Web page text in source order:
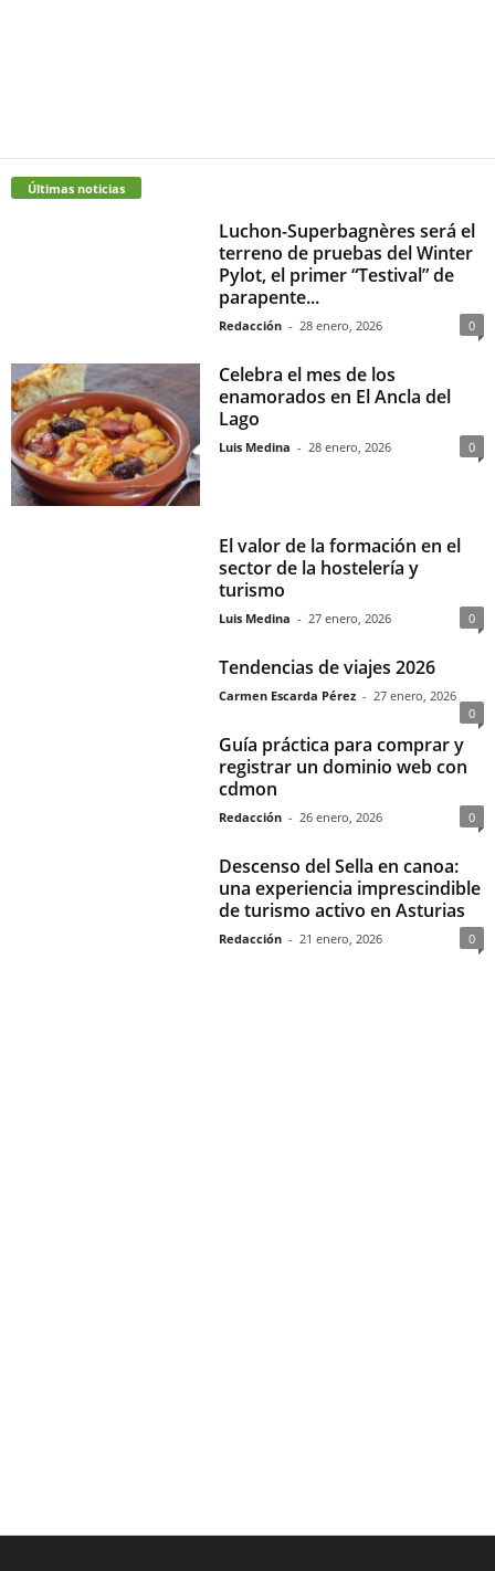
Últimas noticias
Luchon-Superbagnères será el
terreno de pruebas del Winter
Pylot, el primer “Testival” de
parapente...
Redacción - 28 enero, 2026 0
Celebra el mes de los
enamorados en El Ancla del
Lago
Luis Medina - 28 enero, 2026 0
El valor de la formación en el
sector de la hostelería y
turismo
Luis Medina - 27 enero, 2026 0
Tendencias de viajes 2026
Carmen Escarda Pérez - 27 enero, 2026
0
Guía práctica para comprar y
registrar un dominio web con
cdmon
Redacción - 26 enero, 2026 0
Descenso del Sella en canoa:
una experiencia imprescindible
de turismo activo en Asturias
Redacción - 21 enero, 2026 0